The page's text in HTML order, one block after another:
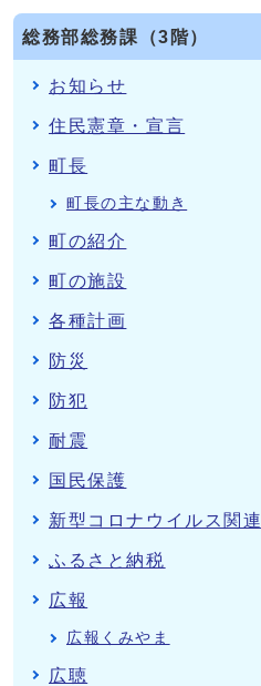
総務部総務課（3階）
お知らせ
住民憲章・宣言
町長
町長の主な動き
町の紹介
町の施設
各種計画
防災
防犯
耐震
国民保護
新型コロナウイルス関連
ふるさと納税
広報
広報くみやま
広聴